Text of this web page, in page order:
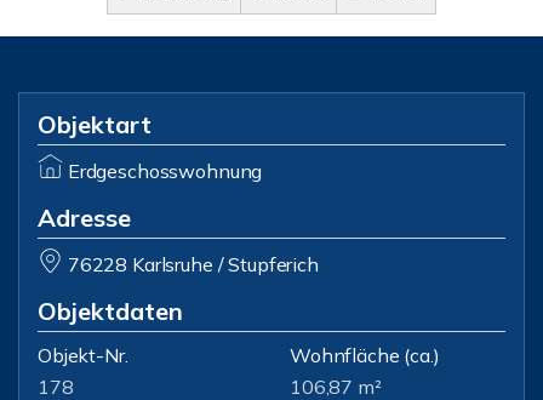
Objektart
Erdgeschosswohnung
Adresse
76228 Karlsruhe / Stupferich
Objektdaten
Objekt-Nr.
178
Wohnfläche (ca.)
106,87 m²